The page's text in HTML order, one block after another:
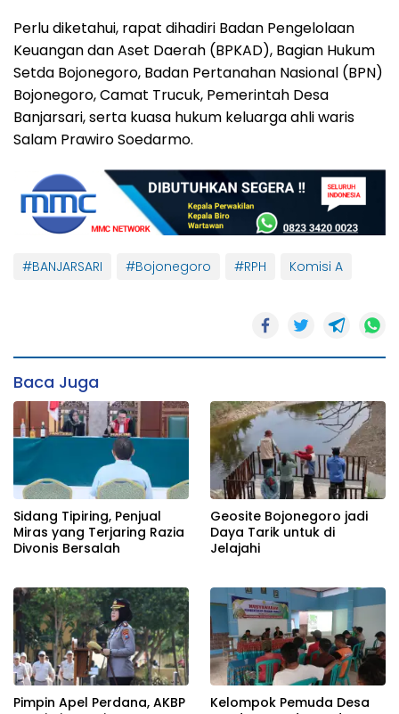
Perlu diketahui, rapat dihadiri Badan Pengelolaan
Keuangan dan Aset Daerah (BPKAD), Bagian Hukum
Setda Bojonegoro, Badan Pertanahan Nasional (BPN)
Bojonegoro, Camat Trucuk, Pemerintah Desa
Banjarsari, serta kuasa hukum keluarga ahli waris
Salam Prawiro Soedarmo.
#BANJARSARI #Bojonegoro #RPH Komisi A
Baca Juga
Sidang Tipiring, Penjual
Miras yang Terjaring Razia
Divonis Bersalah
Geosite Bojonegoro jadi
Daya Tarik untuk di
Jelajahi
Pimpin Apel Perdana, AKBP
Kelompok Pemuda Desa